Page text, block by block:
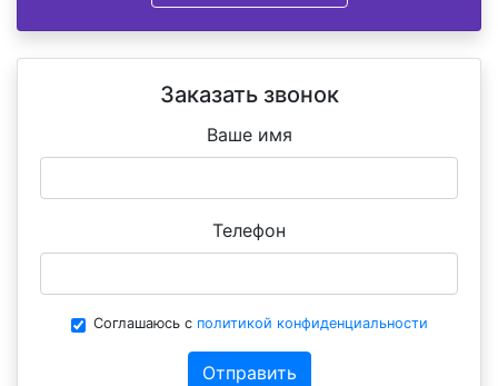
Заказать звонок
Ваше имя
Телефон
Соглашаюсь с политикой конфиденциальности
Отправить